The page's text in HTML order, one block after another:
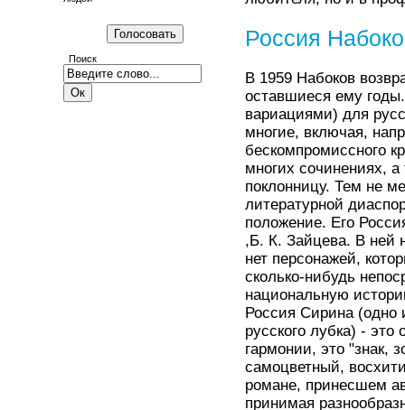
Поиск
Россия
В 1959 Набоков
оставшиеся ему
вариациями) для
многие, включая,
бескомпромиссного
многих сочинениях,
поклонницу. Тем не
литературной
положение. Его
,Б. К. Зайцева. В ней
нет персонажей,
сколько-нибудь
национальную
Россия Сирина (одно
русского лубка) - это
гармонии, это "знак,
самоцветный,
романе, принесшем
принимая